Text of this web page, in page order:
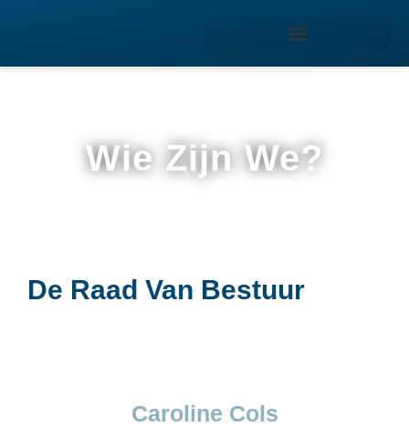
Wie Zijn We?
De Raad Van Bestuur
Caroline Cols